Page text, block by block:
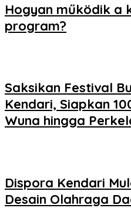
Hogyan működik a
program?
Saksikan Festival
Kendari, Siapkan
Wuna hingga
Dispora Kendari
Desain Olahraga